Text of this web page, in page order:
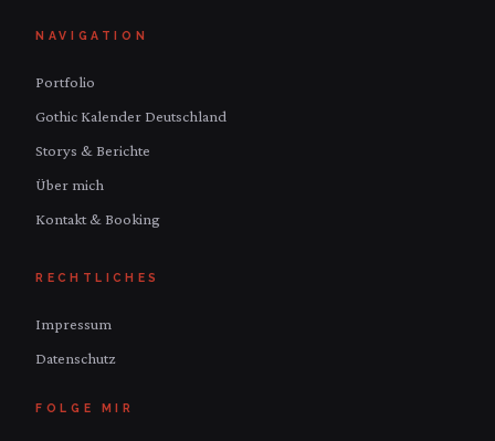
NAVIGATION
Portfolio
Gothic Kalender Deutschland
Storys & Berichte
Über mich
Kontakt & Booking
RECHTLICHES
Impressum
Datenschutz
FOLGE MIR